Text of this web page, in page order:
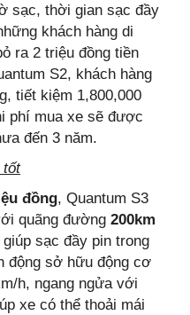
sạc, thời gian sạc đầy
khách hàng di
ra 2 triệu đồng tiền
S2, khách hàng
tiết kiệm 1,800,000
phí mua xe sẽ được
đến 3 năm.
tốt
đồng, Quantum S3
quãng đường 200km
sạc đầy pin trong
động sở hữu động cơ
h, ngang ngửa với
xe có thể thoải mái